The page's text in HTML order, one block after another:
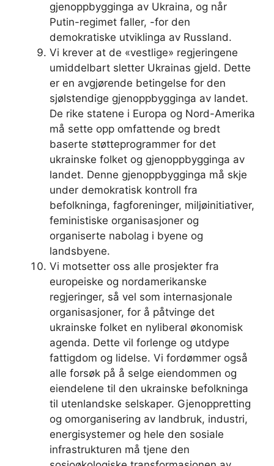
gjenoppbygginga av Ukraina, og når
Putin-regimet faller, -for den
demokratiske utviklinga av Russland.
Vi krever at de «vestlige» regjeringene
umiddelbart sletter Ukrainas gjeld. Dette
er en avgjørende betingelse for den
sjølstendige gjenoppbygginga av landet.
De rike statene i Europa og Nord-Amerika
må sette opp omfattende og bredt
baserte støtteprogrammer for det
ukrainske folket og gjenoppbygginga av
landet. Denne gjenoppbygginga må skje
under demokratisk kontroll fra
befolkninga, fagforeninger, miljøinitiativer,
feministiske organisasjoner og
organiserte nabolag i byene og
landsbyene.
Vi motsetter oss alle prosjekter fra
europeiske og nordamerikanske
regjeringer, så vel som internasjonale
organisasjoner, for å påtvinge det
ukrainske folket en nyliberal økonomisk
agenda. Dette vil forlenge og utdype
fattigdom og lidelse. Vi fordømmer også
alle forsøk på å selge eiendommen og
eiendelene til den ukrainske befolkninga
til utenlandske selskaper. Gjenoppretting
og omorganisering av landbruk, industri,
energisystemer og hele den sosiale
infrastrukturen må tjene den